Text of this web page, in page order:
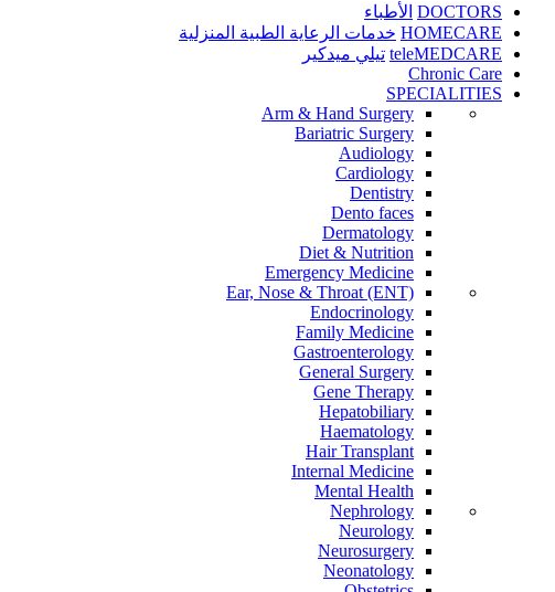
DOCTORS الأطباء
HOMECARE خدمات الرعاية الطبية المنزلية
teleMEDCARE تيلي ميدكير
Chronic Care
SPECIALITIES
Arm & Hand Surgery
Bariatric Surgery
Audiology
Cardiology
Dentistry
Dento faces
Dermatology
Diet & Nutrition
Emergency Medicine
Ear, Nose & Throat (ENT)
Endocrinology
Family Medicine
Gastroenterology
General Surgery
Gene Therapy
Hepatobiliary
Haematology
Hair Transplant
Internal Medicine
Mental Health
Nephrology
Neurology
Neurosurgery
Neonatology